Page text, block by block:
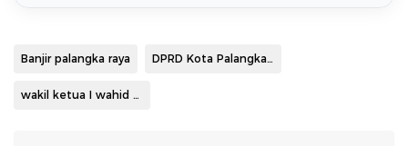
Banjir palangka raya DPRD Kota Palangka Raya
wakil ketua I wahid yusuf